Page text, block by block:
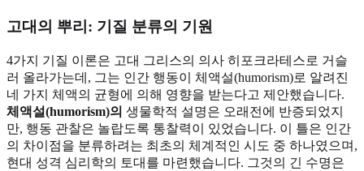
고대의 뿌리: 기질 분류의 기원
4가지 기질 이론은 고대 그리스의 의사 히포크라테스로 거슬
러 올라가는데, 그는 인간 행동이 체액설(humorism)로 알려진
네 가지 체액의 균형에 의해 영향을 받는다고 제안했습니다.
체액설(humorism)의 생물학적 설명은 오래전에 반증되었지
만, 행동 관찰은 놀랍도록 통찰력이 있었습니다. 이 틀은 인간
의 차이점을 분류하려는 최초의 체계적인 시도 중 하나였으며,
현대 성격 심리학의 토대를 마련했습니다. 그것의 긴 수명은